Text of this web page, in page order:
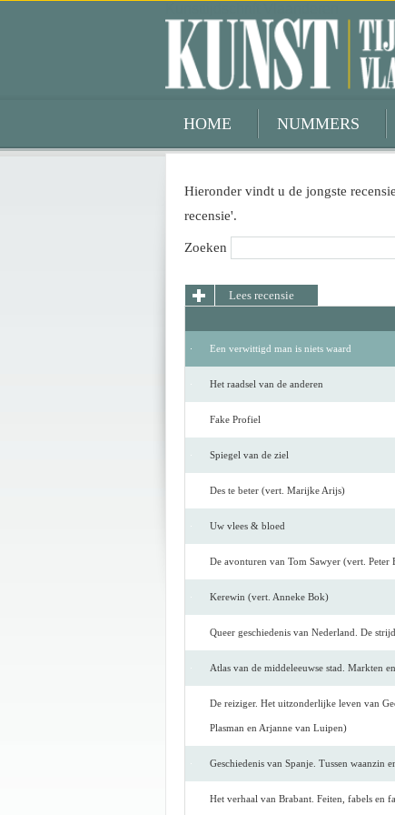
HOME NUMMERS
Hieronder vindt u de jongste
recensie'.
Zoeken
Lees recensie
Een verwittigd man is niets waard
Het raadsel van de anderen
Fake Profiel
Spiegel van de ziel
Des te beter (vert. Marijke Arijs)
Uw vlees & bloed
De avonturen van Tom Sawyer (vert. Peter
Kerewin (vert. Anneke Bok)
Queer geschiedenis van Nederland. De
Atlas van de middeleeuwse stad. Markten
De reiziger. Het uitzonderlijke leven van
Plasman en Arjanne van Luipen)
Geschiedenis van Spanje. Tussen waanzin
Het verhaal van Brabant. Feiten, fabels en